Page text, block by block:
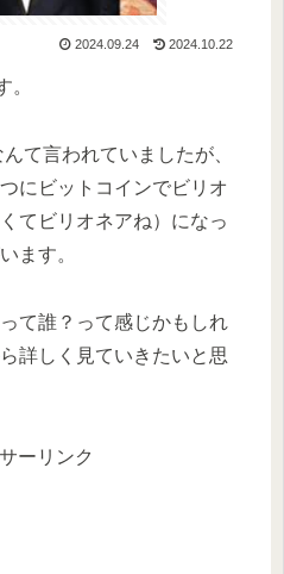
2024.09.24 2024.10.22
。
て言われていましたが、
にビットコインでビリオ
てビリオネアね）になっ
ます。
て誰？って感じかもしれ
詳しく見ていきたいと思
ーリンク